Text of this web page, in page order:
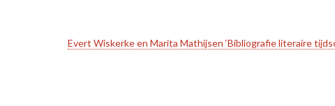
Evert Wiskerke en Marita Mathijsen ‘Bibliografie literaire